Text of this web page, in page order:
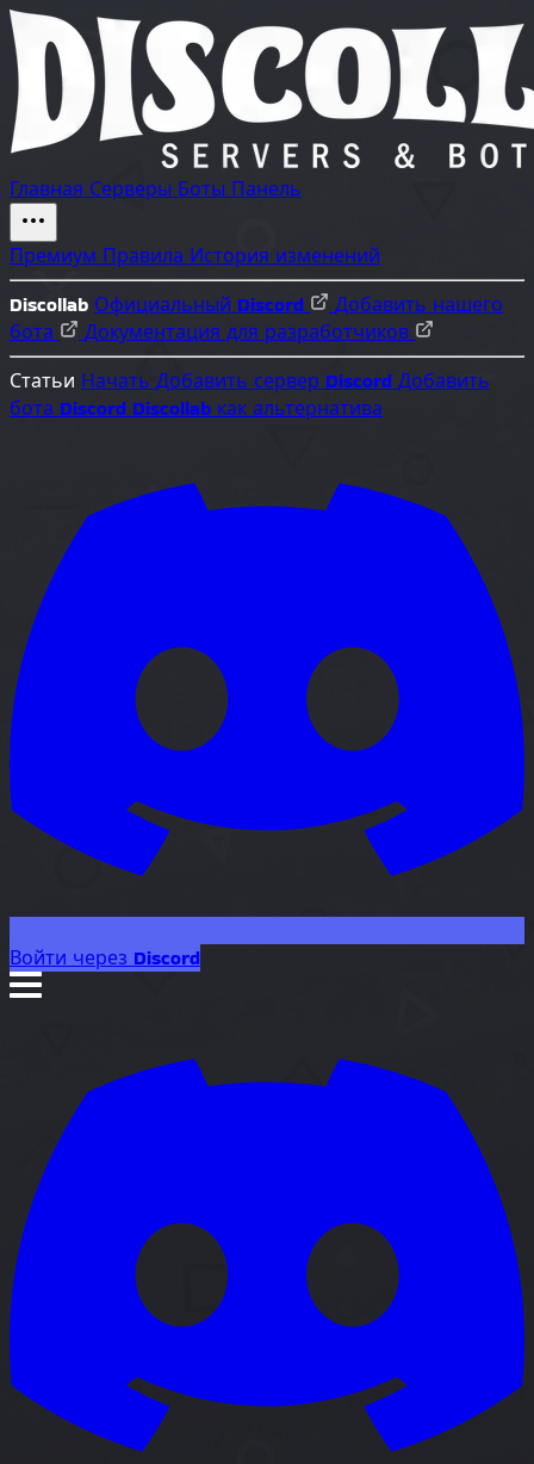
Главная Серверы Боты Панель
Премиум Правила История изменений
Discollab Официальный Discord
Добавить нашего
бота
Документация для разработчиков
Статьи Начать Добавить сервер Discord Добавить
бота Discord Discollab как альтернатива
Войти через Discord